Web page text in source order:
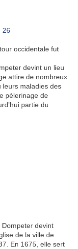
occidentale fut
devint un lieu
attire de nombreux
leurs maladies des
pèlerinage de
partie du
Dompeter devint
de la ville de
En 1675, elle sert